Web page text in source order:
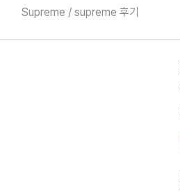
Supreme / supreme 후기